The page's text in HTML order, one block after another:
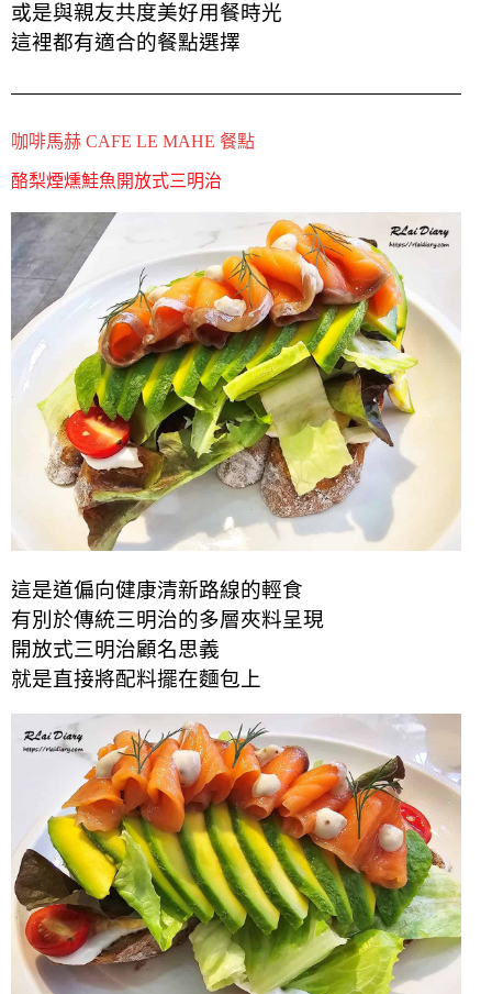
或是與親友共度美好用餐時光
這裡都有適合的餐點選擇
咖啡馬赫 CAFE LE MAHE 餐點
酪梨煙燻鮭魚開放式三明治
這是道偏向健康清新路線的輕食
有別於傳統三明治的多層夾料呈現
開放式三明治顧名思義
就是直接將配料擺在麵包上